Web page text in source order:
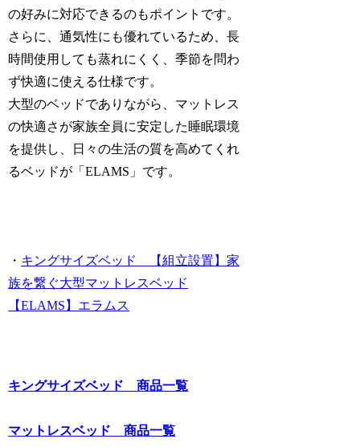
の好みに対応できるのもポイントです。
さらに、通気性にも優れているため、長
時間使用しても蒸れにくく、季節を問わ
ず快適に使える仕様です。
大型のベッドでありながら、マットレス
の快適さが家族全員に安定した睡眠環境
を提供し、日々の生活の質を高めてくれ
るベッドが「ELAMS」です。
・ キングサイズベッド 【組立設置】家
族を繋ぐ大型マットレスベッド
【ELAMS】エラムス
キングサイズベッド 商品一覧
マットレスベッド 商品一覧